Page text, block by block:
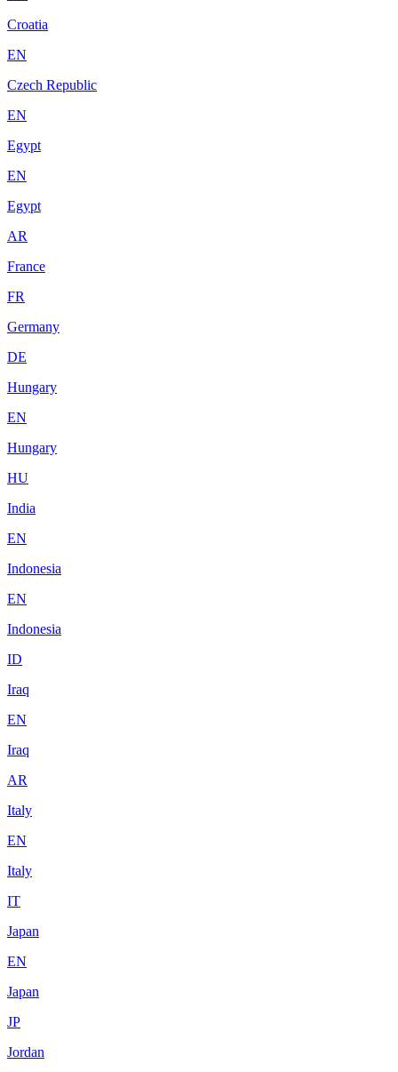
Croatia
EN
Czech Republic
EN
Egypt
EN
Egypt
AR
France
FR
Germany
DE
Hungary
EN
Hungary
HU
India
EN
Indonesia
EN
Indonesia
ID
Iraq
EN
Iraq
AR
Italy
EN
Italy
IT
Japan
EN
Japan
JP
Jordan